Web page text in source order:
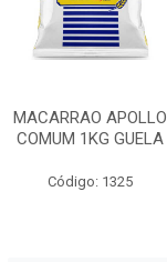
MACARRAO APOLLO
COMUM 1KG GUELA
Código: 1325